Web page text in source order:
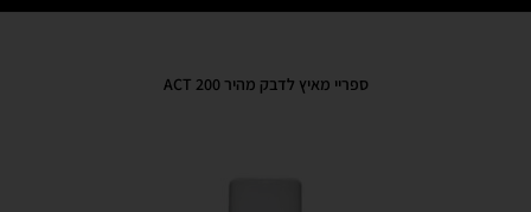
ספריי מאיץ לדבק מהיר ACT 200